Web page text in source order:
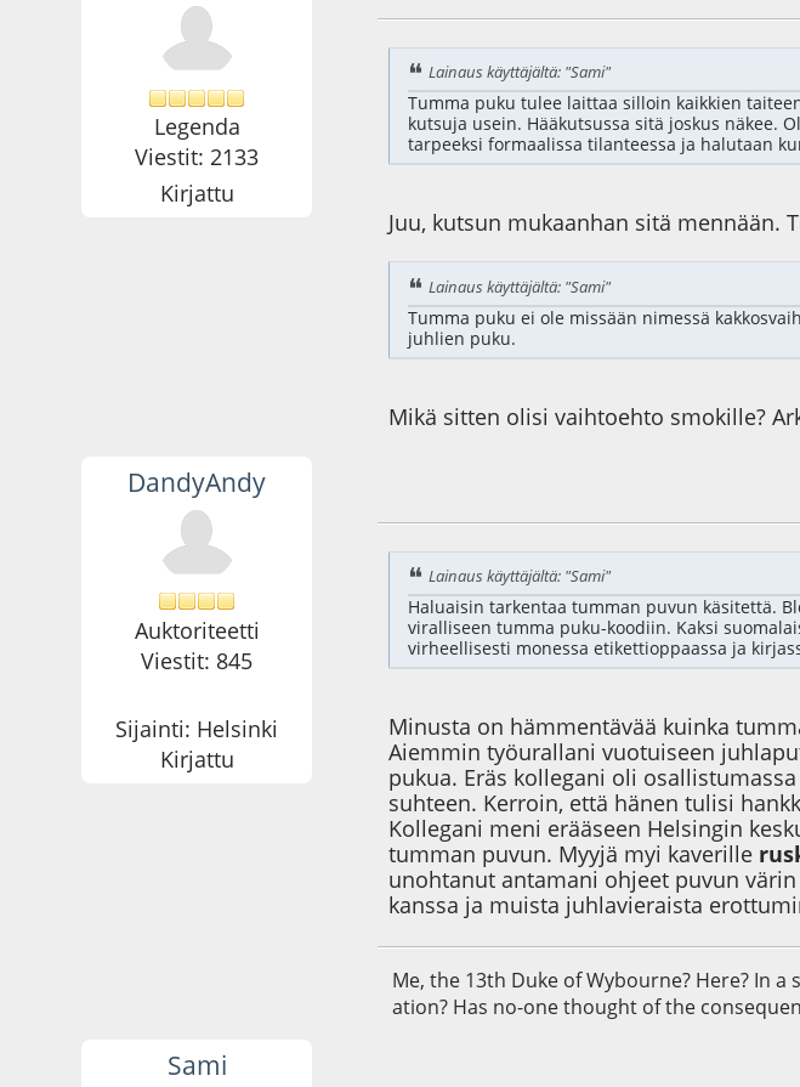
Legenda
Viestit: 2133
Kirjattu
Lainaus käyttäjältä: "Sami"
Tumma puku tulee laittaa silloin kaikkien
kutsuja usein. Hääkutsussa sitä joskus näkee.
tarpeeksi formaalissa tilanteessa ja halutaan
Juu, kutsun mukaanhan sitä mennään.
Lainaus käyttäjältä: "Sami"
Tumma puku ei ole missään nimessä
juhlien puku.
Mikä sitten olisi vaihtoehto smokille?
DandyAndy
Auktoriteetti
Viestit: 845
Sijainti: Helsinki
Kirjattu
Lainaus käyttäjältä: "Sami"
Haluaisin tarkentaa tumman puvun käsitettä.
viralliseen tumma puku-koodiin. Kaksi
virheellisesti monessa etikettioppaassa ja
Minusta on hämmentävää kuinka
Aiemmin työurallani vuotuiseen
pukua. Eräs kollegani oli
suhteen. Kerroin, että hänen tulisi
Kollegani meni erääseen Helsingin
tumman puvun. Myyjä myi kaverille
unohtanut antamani ohjeet puvun
kanssa ja muista juhlavieraista
Me, the 13th Duke of Wybourne? Here? In
ation? Has no-one thought of the
Sami